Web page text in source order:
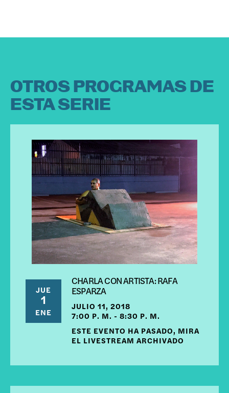
OTROS PROGRAMAS DE
ESTA SERIE
JUE
1
ENE
CHARLA CON ARTISTA: RAFA
ESPARZA
JULIO 11, 2018
7:00 P. M. - 8:30 P. M.
ESTE EVENTO HA PASADO, MIRA
EL LIVESTREAM ARCHIVADO